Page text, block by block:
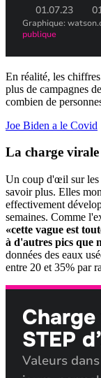
En réalité, les
plus de campagnes
combien de
Joe Biden a le Covid
La charge
Un coup d'œil sur les
savoir plus. Elles
effectivement
semaines. Comme
«cette vague est
à d'autres pics que
données des eaux
entre 20 et 35% par